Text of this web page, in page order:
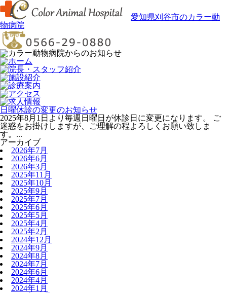
愛知県刈谷市のカラー動
物病院
日曜休診の変更のお知らせ
2025年8月1日より毎週日曜日が休診日に変更になります。 ご
迷惑をお掛けしますが、ご理解の程よろしくお願い致しま
す。...
アーカイブ
2026年7月
2026年6月
2026年3月
2025年11月
2025年10月
2025年9月
2025年7月
2025年6月
2025年5月
2025年4月
2025年2月
2024年12月
2024年9月
2024年8月
2024年7月
2024年6月
2024年4月
2024年1月